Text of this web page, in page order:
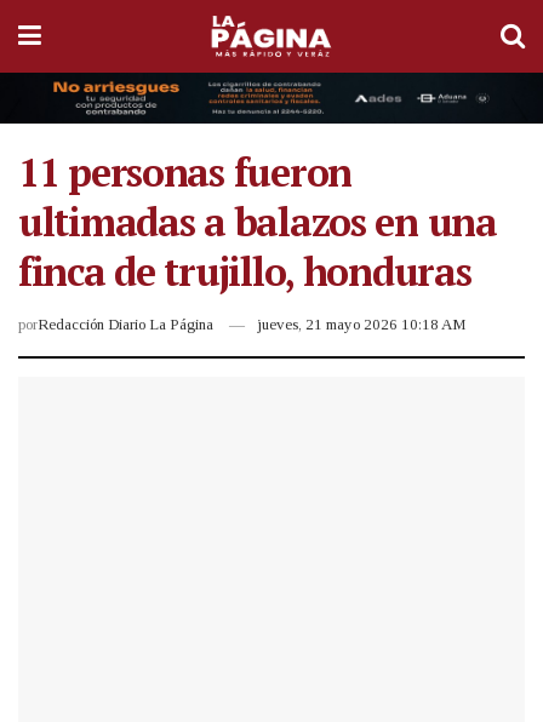
11 personas fueron
ultimadas a balazos en una
finca de trujillo, honduras
porRedacción Diario La Página jueves, 21 mayo 2026 10:18 AM